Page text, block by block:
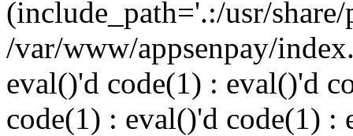
(include_path='.:/usr/
/var/www/appsenpay/
eval()'d code(1) : eval()'d
code(1) : eval()'d code(1) :